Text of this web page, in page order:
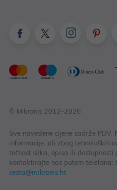
© Mikronis 2012-2026
Sve navedene cijene sadrže
informacije, ali zbog tehnoloških
točnost slika, opisa ili
kontaktirajte nas putem telefona:
cesta@mikronis.hr.